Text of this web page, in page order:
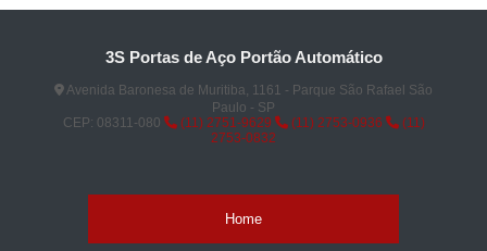
3S Portas de Aço Portão Automático
Avenida Baronesa de Muritiba, 1161 - Parque São Rafael São
Paulo - SP
CEP: 08311-080
(11) 2751-9629 (11) 2753-0936
(11)
2753-0832
Home